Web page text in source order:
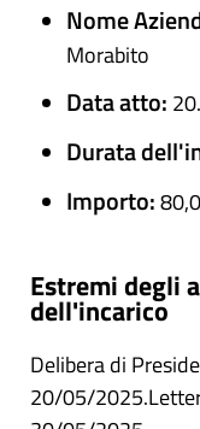
Nome
Morabito
Data atto:
Durata
Importo:
Estremi degli
dell'incarico
Delibera di
20/05/